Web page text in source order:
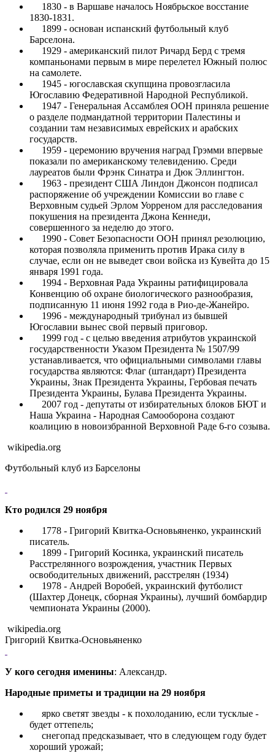
1830 - в Варшаве началось Ноябрьское восстание
1830-1831.
1899 - основан испанский футбольный клуб
Барселона.
1929 - американский пилот Ричард Берд с тремя
компаньонами первым в мире перелетел Южный полюс
на самолете.
1945 - югославская скупщина провозгласила
Югославию Федеративной Народной Республикой.
1947 - Генеральная Ассамблея ООН приняла решение
о разделе подмандатной территории Палестины и
создании там независимых еврейских и арабских
государств.
1959 - церемонию вручения наград Грэмми впервые
показали по американскому телевидению. Среди
лауреатов были Фрэнк Синатра и Дюк Эллингтон.
1963 - президент США Линдон Джонсон подписал
распоряжение об учреждении Комиссии во главе с
Верховным судьей Эрлом Уорреном для расследования
покушения на президента Джона Кеннеди,
совершенного за неделю до этого.
1990 - Совет Безопасности ООН принял резолюцию,
которая позволяла применить против Ирака силу в
случае, если он не выведет свои войска из Кувейта до 15
января 1991 года.
1994 - Верховная Рада Украины ратифицировала
Конвенцию об охране биологического разнообразия,
подписанную 11 июня 1992 года в Рио-де-Жанейро.
1996 - международный трибунал из бывшей
Югославии вынес свой первый приговор.
1999 год - с целью введения атрибутов украинской
государственности Указом Президента № 1507/99
устанавливается, что официальными символами главы
государства являются: Флаг (штандарт) Президента
Украины, Знак Президента Украины, Гербовая печать
Президента Украины, Булава Президента Украины.
2007 год - депутаты от избирательных блоков БЮТ и
Наша Украина - Народная Самооборона создают
коалицию в новоизбранной Верховной Раде 6-го созыва.
wikipedia.org
Футбольный клуб из Барселоны
Кто родился 29 ноября
1778 - Григорий Квитка-Основьяненко, украинский
писатель.
1899 - Григорий Косинка, украинский писатель
Расстрелянного возрождения, участник Первых
освободительных движений, расстрелян (1934)
1978 - Андрей Воробей, украинский футболист
(Шахтер Донецк, сборная Украины), лучший бомбардир
чемпионата Украины (2000).
wikipedia.org
Григорий Квитка-Основьяненко
У кого сегодня именины: Александр.
Народные приметы и традиции на 29 ноября
ярко светят звезды - к похолоданию, если тусклые -
будет оттепель;
снегопад предсказывает, что в следующем году будет
хороший урожай;